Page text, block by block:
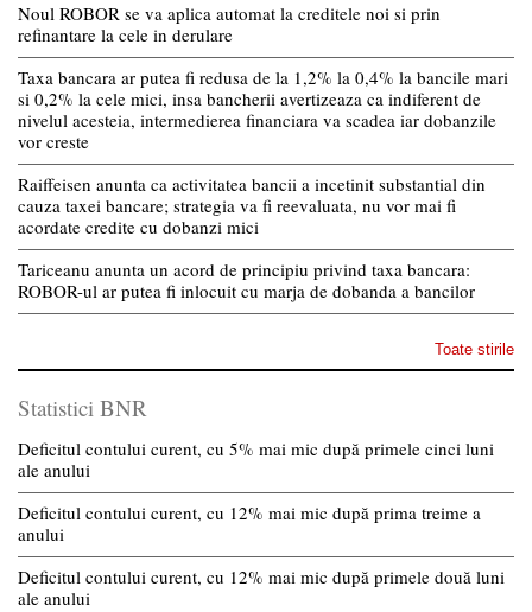
Noul ROBOR se va aplica automat la creditele noi si prin
refinantare la cele in derulare
Taxa bancara ar putea fi redusa de la 1,2% la 0,4% la bancile mari
si 0,2% la cele mici, insa bancherii avertizeaza ca indiferent de
nivelul acesteia, intermedierea financiara va scadea iar dobanzile
vor creste
Raiffeisen anunta ca activitatea bancii a incetinit substantial din
cauza taxei bancare; strategia va fi reevaluata, nu vor mai fi
acordate credite cu dobanzi mici
Tariceanu anunta un acord de principiu privind taxa bancara:
ROBOR-ul ar putea fi inlocuit cu marja de dobanda a bancilor
Toate stirile
Statistici BNR
Deficitul contului curent, cu 5% mai mic după primele cinci luni
ale anului
Deficitul contului curent, cu 12% mai mic după prima treime a
anului
Deficitul contului curent, cu 12% mai mic după primele două luni
ale anului